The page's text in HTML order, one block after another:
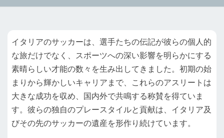
イタリアのサッカーは、選手たちの伝記が彼らの個人的
な旅だけでなく、スポーツへの深い影響を明らかにする
素晴らしい才能の数々を生み出してきました。初期の始
まりから輝かしいキャリアまで、これらのアスリートは
大きな成功を収め、国内外で共鳴する称賛を得ていま
す。彼らの独自のプレースタイルと貢献は、イタリア及
びその先のサッカーの遺産を形作り続けています。